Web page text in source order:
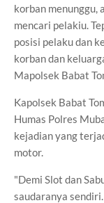
korban menunggu,
mencari pelakiu.
posisi pelaku dan
korban dan
Mapolsek Babat
Kapolsek Babat
Humas Polres
kejadian yang
motor.
"Demi Slot dan
saudaranya